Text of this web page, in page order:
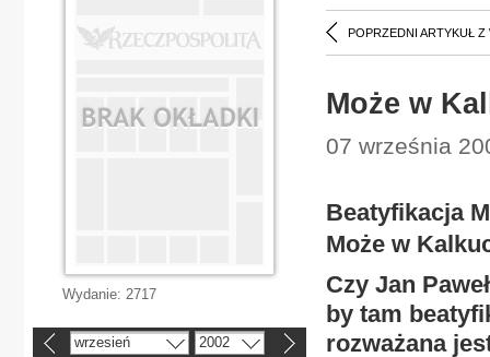
POPRZEDNI ARTYKUŁ Z
Może w
07 września
Beatyfikacja
Może w
Czy Jan
by tam
rozważana
Wydanie: 2717
wrzesień 2002